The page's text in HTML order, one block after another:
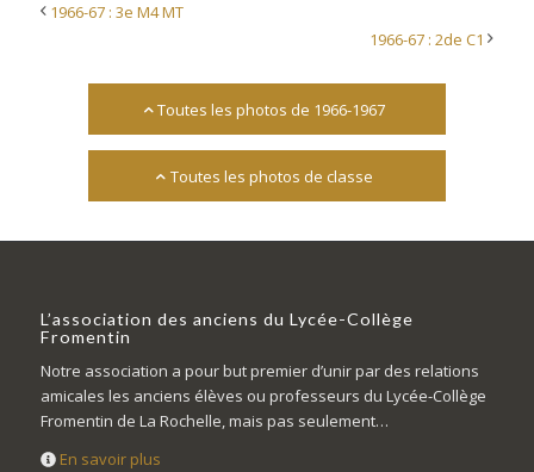
1966-67 : 3e M4 MT
1966-67 : 2de C1
Toutes les photos de 1966-1967
Toutes les photos de classe
L’association des anciens du Lycée-Collège
Fromentin
Notre association a pour but premier d’unir par des relations
amicales les anciens élèves ou professeurs du Lycée-Collège
Fromentin de La Rochelle, mais pas seulement…
En savoir plus